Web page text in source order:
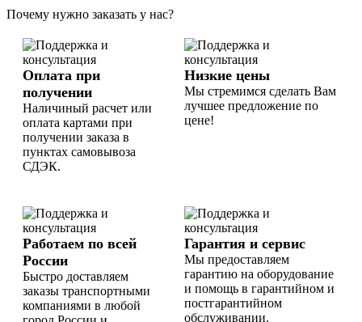
Почему нужно заказать у нас?
Оплата при
получении
Наличиный расчет или
оплата картами при
получении заказа в
пунктах самовывоза
СДЭК.
Низкие цены
Мы стремимся сделать Вам
лучшее предложение по
цене!
Работаем по всей
России
Быстро доставляем
заказы транспортными
компаниями в любой
Гарантия и сервис
Мы предоставляем
гарантию на оборудование
и помощь в гарантийном и
постгарантийном
обслуживании.